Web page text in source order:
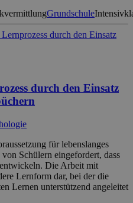
Grundschule
durch den Einsatz
für lebenslanges
Schülern eingefordert, dass
Die Arbeit mit
Lernform dar, bei der die
Lernen unterstützend angeleitet